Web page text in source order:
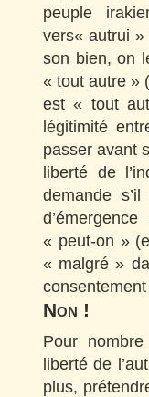
peuple
vers« autrui
son bien, on
« tout autre »
est « tout
légitimité
passer avant
liberté de
demande
« peut-on »
« malgré »
consentement
Non !
Pour
liberté de
plus,